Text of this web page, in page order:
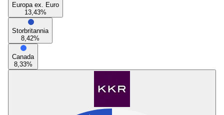
Europa ex. Euro
13,43%
Storbritannia
8,42%
Canada
8,33%